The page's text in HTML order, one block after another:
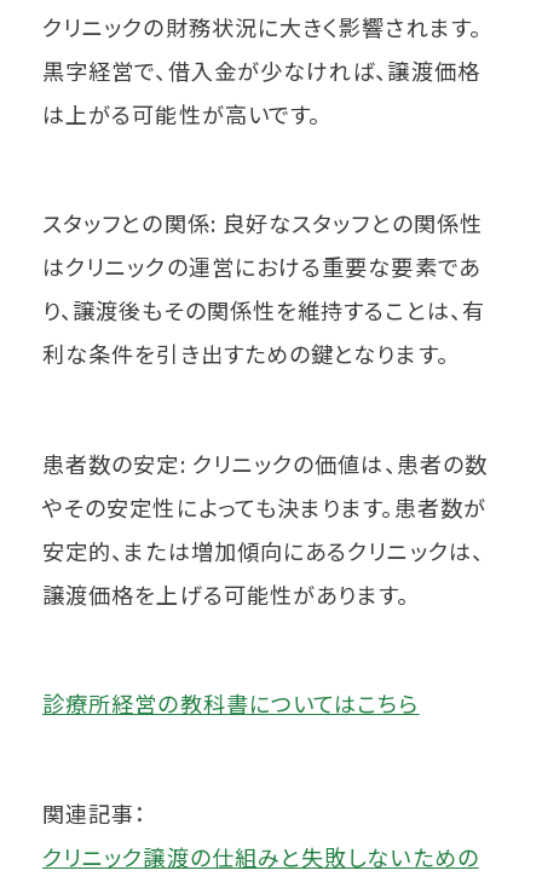
クリニックの財務状況に大きく影響されます。
黒字経営で、借入金が少なければ、譲渡価格
は上がる可能性が高いです。
スタッフとの関係: 良好なスタッフとの関係性
はクリニックの運営における重要な要素であ
り、譲渡後もその関係性を維持することは、有
利な条件を引き出すための鍵となります。
患者数の安定: クリニックの価値は、患者の数
やその安定性によっても決まります。患者数が
安定的、または増加傾向にあるクリニックは、
譲渡価格を上げる可能性があります。
診療所経営の教科書についてはこちら
関連記事：
クリニック譲渡の仕組みと失敗しないための